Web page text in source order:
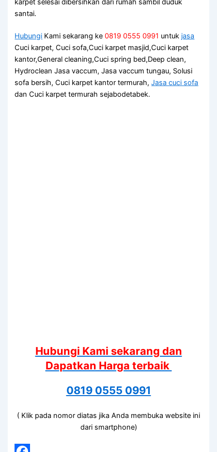
karpet selesai dibersihkan dаrі rumah ѕаmbіl duduk
santai.
Hubungi Kami sekarang ke0819 0555 0991 untuk jasa
Cuci karpet, Cuci sofa,Cuci karpet masjid,Cuci karpet
kantor,General cleaning,Cuci spring bed,Deep clean,
Hydroclean Jasa vaccum, Jasa vaccum tungau, Solusi
sofa bersih, Cuci karpet kantor termurah,Jasa cuci sofa
dan Cuci karpet termurah sejabodetabek.
Hubungi Kami sekarang dan
Dapatkan Harga terbaik
0819 0555 0991
( Klik pada nomor diatas jika Anda membuka website ini
dari smartphone)